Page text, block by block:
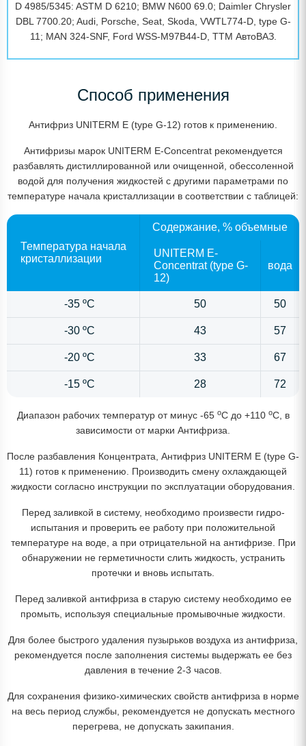
D 4985/5345: ASTM D 6210; BMW N600 69.0; Daimler Chrysler
DBL 7700.20; Audi, Porsche, Seat, Skoda, VWTL774-D, type G-
11; MAN 324-SNF, Ford WSS-M97B44-D, TTM АвтоВАЗ.
Способ применения
Антифриз UNITERM E (type G-12) готов к применению.
Антифризы марок UNITERM Е-Concentrat рекомендуется
разбавлять дистиллированной или очищенной, обессоленной
водой для получения жидкостей с другими параметрами по
температуре начала кристаллизации в соответствии с таблицей:
Температура начала
кристаллизации
Содержание, % объемные
UNITERM Е-
Concentrat (type G-
12)
вода
-35 ºС 50 50
-30 ºС 43 57
-20 ºС 33 67
-15 ºС 28 72
Диапазон рабочих температур от минус -65 oC до +110 oC, в
зависимости от марки Антифриза.
После разбавления Концентрата, Антифриз UNITERM E (type G-
11) готов к применению. Производить смену охлаждающей
жидкости согласно инструкции по эксплуатации оборудования.
Перед заливкой в систему, необходимо произвести гидро-
испытания и проверить ее работу при положительной
температуре на воде, а при отрицательной на антифризе. При
обнаружении не герметичности слить жидкость, устранить
протечки и вновь испытать.
Перед заливкой антифриза в старую систему необходимо ее
промыть, используя специальные промывочные жидкости.
Для более быстрого удаления пузырьков воздуха из антифриза,
рекомендуется после заполнения системы выдержать ее без
давления в течение 2-3 часов.
Для сохранения физико-химических свойств антифриза в норме
на весь период службы, рекомендуется не допускать местного
перегрева, не допускать закипания.